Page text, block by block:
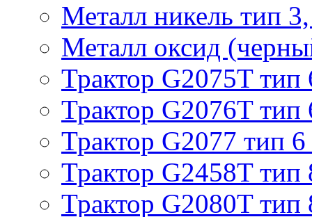
Металл никель тип
Металл оксид
Трактор G2075T тип
Трактор G2076T тип
Трактор G2077 тип 6
Трактор G2458T тип
Трактор G2080T тип